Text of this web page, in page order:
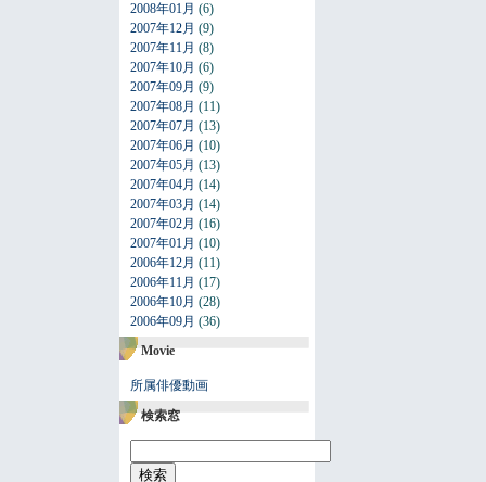
2008年01月 (6)
2007年12月 (9)
2007年11月 (8)
2007年10月 (6)
2007年09月 (9)
2007年08月 (11)
2007年07月 (13)
2007年06月 (10)
2007年05月 (13)
2007年04月 (14)
2007年03月 (14)
2007年02月 (16)
2007年01月 (10)
2006年12月 (11)
2006年11月 (17)
2006年10月 (28)
2006年09月 (36)
Movie
所属俳優動画
検索窓